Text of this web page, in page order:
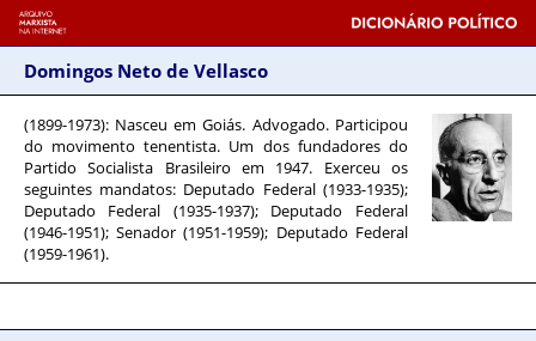
Domingos Neto de Vellasco
(1899-1973): Nasceu em Goiás. Advogado. Participou
do movimento tenentista. Um dos fundadores do
Partido Socialista Brasileiro em 1947. Exerceu os
seguintes mandatos: Deputado Federal (1933-1935);
Deputado Federal (1935-1937); Deputado Federal
(1946-1951); Senador (1951-1959); Deputado Federal
(1959-1961).